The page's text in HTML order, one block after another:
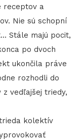
receptov a
Nie sú schopní
Stále majú pocit,
po dvoch
ukončila práve
rozhodli do
vedľajšej triedy,
kolektív